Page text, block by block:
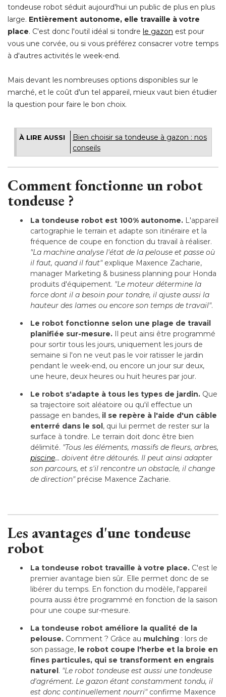
tondeuse robot séduit aujourd'hui un public de plus en plus
large. Entièrement autonome, elle travaille à votre
place. C'est donc l'outil idéal si tondre le gazon est pour
vous une corvée, ou si vous préférez consacrer votre temps
à d'autres activités le week-end.
Mais devant les nombreuses options disponibles sur le
marché, et le coût d'un tel appareil, mieux vaut bien étudier
la question pour faire le bon choix.
À LIRE AUSSI
Bien choisir sa tondeuse à gazon : nos
conseils
Comment fonctionne un robot
tondeuse ?
La tondeuse robot est 100% autonome. L'appareil
cartographie le terrain et adapte son itinéraire et la
fréquence de coupe en fonction du travail à réaliser.
"La machine analyse l'état de la pelouse et passe où
il faut, quand il faut" explique Maxence Zacharie,
manager Marketing & business planning pour Honda
produits d'équipement. "Le moteur détermine la
force dont il a besoin pour tondre, il ajuste aussi la
hauteur des lames ou encore son temps de travail".
Le robot fonctionne selon une plage de travail
planifiée sur-mesure. Il peut ainsi être programmé
pour sortir tous les jours, uniquement les jours de
semaine si l'on ne veut pas le voir ratisser le jardin
pendant le week-end, ou encore un jour sur deux,
une heure, deux heures ou huit heures par jour.
Le robot s'adapte à tous les types de jardin. Que
sa trajectoire soit aléatoire ou qu'il effectue un
passage en bandes, il se repère à l'aide d'un câble
enterré dans le sol, qui lui permet de rester sur la
surface à tondre. Le terrain doit donc être bien
délimité. "Tous les éléments, massifs de fleurs, arbres,
piscine... doivent être détourés. Il peut ainsi adapter
son parcours, et s'il rencontre un obstacle, il change
de direction" précise Maxence Zacharie.
Les avantages d'une tondeuse
robot
La tondeuse robot travaille à votre place. C'est le
premier avantage bien sûr. Elle permet donc de se
libérer du temps. En fonction du modèle, l'appareil
pourra aussi être programmé en fonction de la saison
pour une coupe sur-mesure.
La tondeuse robot améliore la qualité de la
pelouse. Comment ? Grâce au mulching : lors de
son passage, le robot coupe l'herbe et la broie en
fines particules, qui se transforment en engrais
naturel. "Le robot tondeuse est aussi une tondeuse
d'agrément. Le gazon étant constamment tondu, il
est donc continuellement nourri"confirme Maxence